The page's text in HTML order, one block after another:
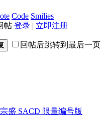
Code Smilies
帖 登录 | 立即注册
回帖后跳转到最后一页
盛 SACD 限量编号版